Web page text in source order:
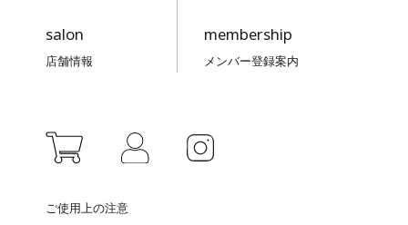
salon
店舗情報
membership
メンバー登録案内
ご使用上の注意